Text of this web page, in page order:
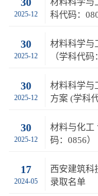
30
2025-12
材料科学与
科代码：
30
2025-12
材料科学与
（学科代码
30
2025-12
材料科学与
方案 (学科
30
2025-12
材料与化工
码：0856）
17
2024-05
西安建筑科
录取名单